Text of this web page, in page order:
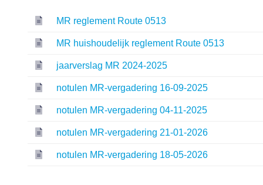
MR reglement Route 0513
MR huishoudelijk reglement Route 0513
jaarverslag MR 2024-2025
notulen MR-vergadering 16-09-2025
notulen MR-vergadering 04-11-2025
notulen MR-vergadering 21-01-2026
notulen MR-vergadering 18-05-2026